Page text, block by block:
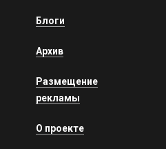
Блоги
Архив
Размещение
рекламы
О проекте